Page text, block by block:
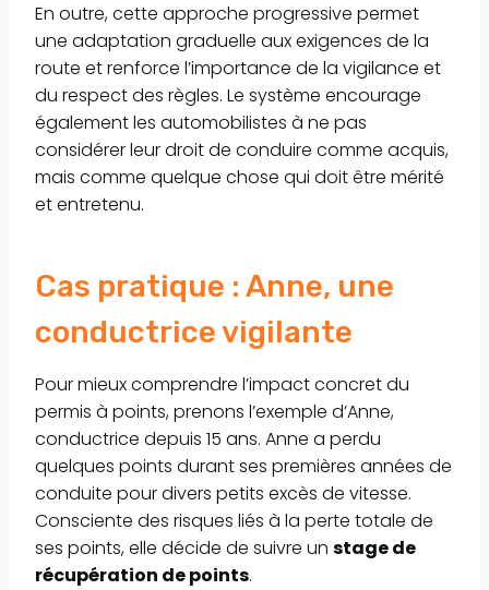
En outre, cette approche progressive permet
une adaptation graduelle aux exigences de la
route et renforce l’importance de la vigilance et
du respect des règles. Le système encourage
également les automobilistes à ne pas
considérer leur droit de conduire comme acquis,
mais comme quelque chose qui doit être mérité
et entretenu.
Cas pratique : Anne, une
conductrice vigilante
Pour mieux comprendre l’impact concret du
permis à points, prenons l’exemple d’Anne,
conductrice depuis 15 ans. Anne a perdu
quelques points durant ses premières années de
conduite pour divers petits excès de vitesse.
Consciente des risques liés à la perte totale de
ses points, elle décide de suivre un stage de
récupération de points.